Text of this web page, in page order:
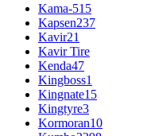
Kama-515
Kapsen237
Kavir21
Kavir Tire
Kenda47
Kingboss1
Kingnate15
Kingtyre3
Kormoran10